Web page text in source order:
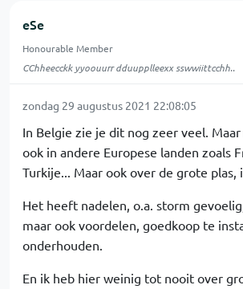
eSe
Honourable Member
CChheecckk yyoouurr dduupplleexx sswwiittcchh..
zondag 29 augustus 2021 22:08:05
In Belgie zie je dit nog zeer veel.
ook in andere Europese landen zoals
Turkije... Maar ook over de grote plas,
Het heeft nadelen, o.a. storm
maar ook voordelen, goedkoop te
onderhouden.
En ik heb hier weinig tot nooit over